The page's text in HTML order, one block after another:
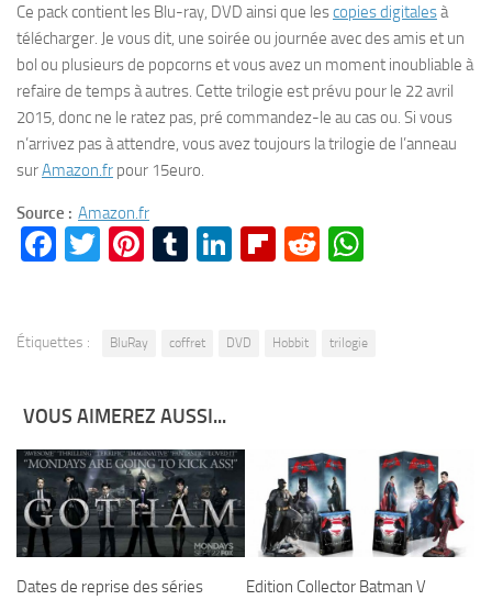
Ce pack contient les Blu-ray, DVD ainsi que lescopies digitalesà
télécharger. Je vous dit, une soirée ou journée avec des amis et un
bol ou plusieurs de popcorns et vous avez un moment inoubliable à
refaire de temps à autres. Cette trilogie est prévu pour le 22 avril
2015, donc ne le ratez pas, pré commandez-le au cas ou. Si vous
n’arrivez pas à attendre, vous avez toujours la trilogie de l’anneau
surAmazon.fr pour 15euro.
Source : Amazon.fr
Facebook
TwitterPinterest
TumblrLinkedIn
Flipboard
Reddit
Étiquettes : BluRay coffret DVD Hobbit trilogie
VOUS AIMEREZ AUSSI...
Dates de reprise des séries
Edition Collector Batman V